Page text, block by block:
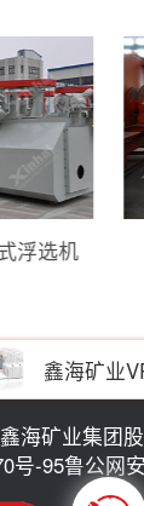
浮选机
鑫海矿业
海矿业集团
号-95鲁公网